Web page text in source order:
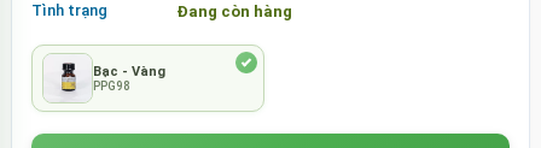
Tình trạng Đang còn hàng
Bạc - Vàng
PPG98